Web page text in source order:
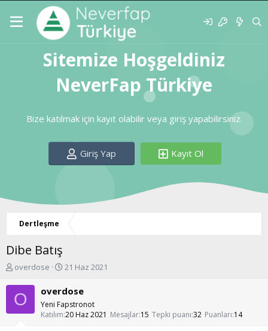
Sitemize Hoşgeldiniz
NeverFap Türkiye
Bize katılmak için kayıt olabilir veya giriş yapabilirsiniz.
Giriş Yap Kayıt Ol
Dertleşme
Dibe Batış
K
n
u
overdose
B
ş
a
n
21 Haz 2021
O overdose
Yeni Fapstronot
Katılım 20 Haz 2021 Mesajlar 15 Tepki puanı 32 Puanları 14